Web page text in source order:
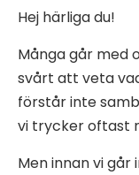
Hej härliga du!
Många går med
svårt att veta
förstår inte
vi trycker oftast
Men innan vi går